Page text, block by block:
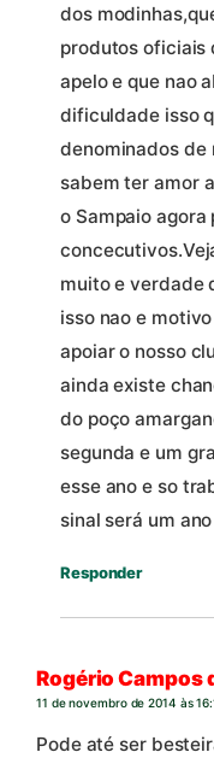
dos
produtos oficiais
apelo e que nao
dificuldade isso
denominados de
sabem ter amor
o Sampaio agora
muito e verdade
isso nao e
apoiar o nosso
ainda existe
do poço
segunda e um
esse ano e so
sinal será um
Responder
Rogério Campos
11 de novembro de 2014 às
Pode até ser